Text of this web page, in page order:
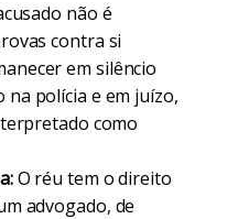
não é
contra si
em silêncio
polícia e em juízo,
como
O réu tem o direito
advogado, de